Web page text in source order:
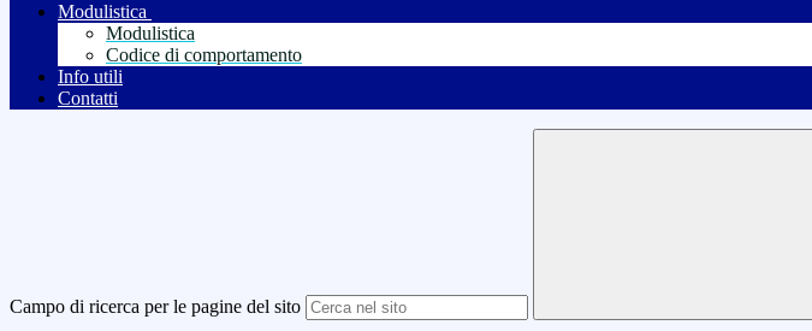
Modulistica
Modulistica
Codice di comportamento
Info utili
Contatti
Campo di ricerca per le pagine del sito